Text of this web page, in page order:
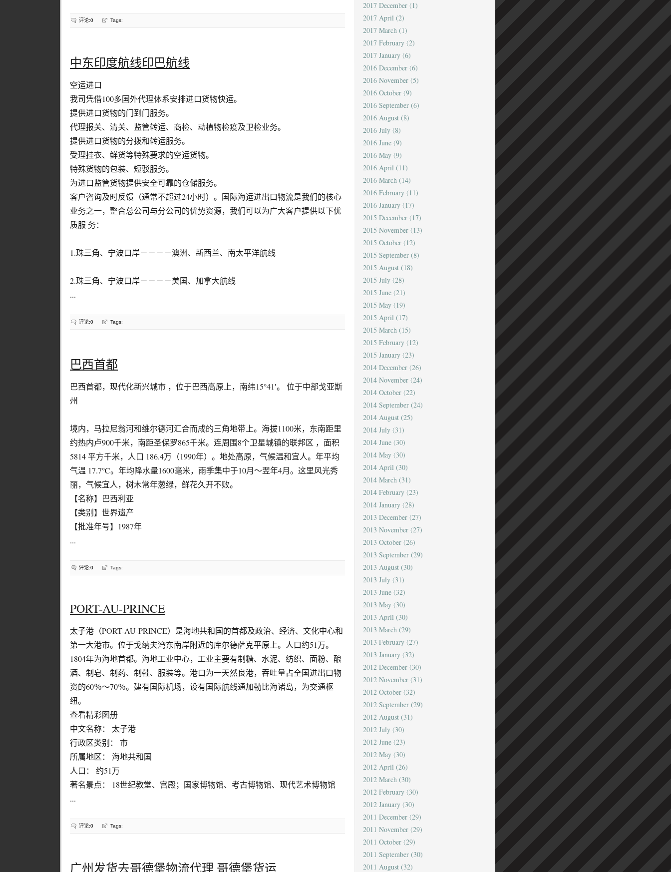
评论:0 Tags:
中东印度航线印巴航线
空运进口
我司凭借100多国外代理体系安排进口货物快运。
提供进口货物的门到门服务。
代理报关、清关、监管转运、商检、动植物检疫及卫检业务。
提供进口货物的分拨和转运服务。
受理挂衣、鲜货等特殊要求的空运货物。
特殊货物的包装、短驳服务。
为进口监管货物提供安全可靠的仓储服务。
客户咨询及时反馈（通常不超过24小时）。国际海运进出口物流是我们的核心
业务之一，整合总公司与分公司的优势资源，我们可以为广大客户提供以下优
质服 务：
1.珠三角、宁波口岸－－－－澳洲、新西兰、南太平洋航线
2.珠三角、宁波口岸－－－－美国、加拿大航线
...
评论:0 Tags:
巴西首都
巴西首都，现代化新兴城市 ，位于巴西高原上，南纬15°41′。 位于中部戈亚斯
州
境内，马拉尼翁河和维尔德河汇合而成的三角地带上。海拔1100米，东南距里
约热内卢900千米，南距圣保罗865千米。连周围8个卫星城镇的联邦区 ，面积
5814 平方千米，人口 186.4万（1990年）。地处高原，气候温和宜人。年平均
气温 17.7℃。年均降水量1600毫米，雨季集中于10月～翌年4月。这里风光秀
丽，气候宜人，树木常年葱绿，鲜花久开不败。
【名称】巴西利亚
【类别】世界遗产
【批准年号】1987年
...
评论:0 Tags:
PORT-AU-PRINCE
太子港（PORT-AU-PRINCE）是海地共和国的首都及政治、经济、文化中心和
第一大港市。位于戈纳夫湾东南岸附近的库尔德萨克平原上。人口约51万。
1804年为海地首都。海地工业中心，工业主要有制糖、水泥、纺织、面粉、酿
酒、制皂、制药、制鞋、服装等。港口为一天然良港，吞吐量占全国进出口物
资的60％～70％。建有国际机场，设有国际航线通加勒比海诸岛，为交通枢
纽。
查看精彩图册
中文名称： 太子港
行政区类别： 市
所属地区： 海地共和国
人口： 约51万
著名景点： 18世纪教堂、宫殿；国家博物馆、考古博物馆、现代艺术博物馆
...
评论:0 Tags:
广州发货去哥德堡物流代理 哥德堡货运
2017 December (1)
2017 April (2)
2017 March (1)
2017 February (2)
2017 January (6)
2016 December (6)
2016 November (5)
2016 October (9)
2016 September (6)
2016 August (8)
2016 July (8)
2016 June (9)
2016 May (9)
2016 April (11)
2016 March (14)
2016 February (11)
2016 January (17)
2015 December (17)
2015 November (13)
2015 October (12)
2015 September (8)
2015 August (18)
2015 July (28)
2015 June (21)
2015 May (19)
2015 April (17)
2015 March (15)
2015 February (12)
2015 January (23)
2014 December (26)
2014 November (24)
2014 October (22)
2014 September (24)
2014 August (25)
2014 July (31)
2014 June (30)
2014 May (30)
2014 April (30)
2014 March (31)
2014 February (23)
2014 January (28)
2013 December (27)
2013 November (27)
2013 October (26)
2013 September (29)
2013 August (30)
2013 July (31)
2013 June (32)
2013 May (30)
2013 April (30)
2013 March (29)
2013 February (27)
2013 January (32)
2012 December (30)
2012 November (31)
2012 October (32)
2012 September (29)
2012 August (31)
2012 July (30)
2012 June (23)
2012 May (30)
2012 April (26)
2012 March (30)
2012 February (30)
2012 January (30)
2011 December (29)
2011 November (29)
2011 October (29)
2011 September (30)
2011 August (32)